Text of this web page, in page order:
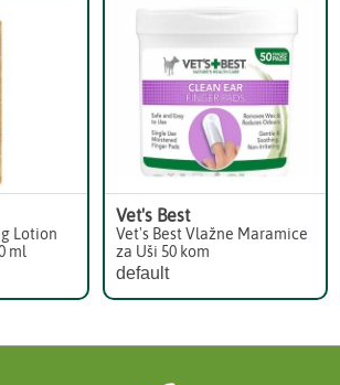
Lotion
ml
Vet's Best
Vet's Best Vlažne Maramice
za Uši 50 kom
default